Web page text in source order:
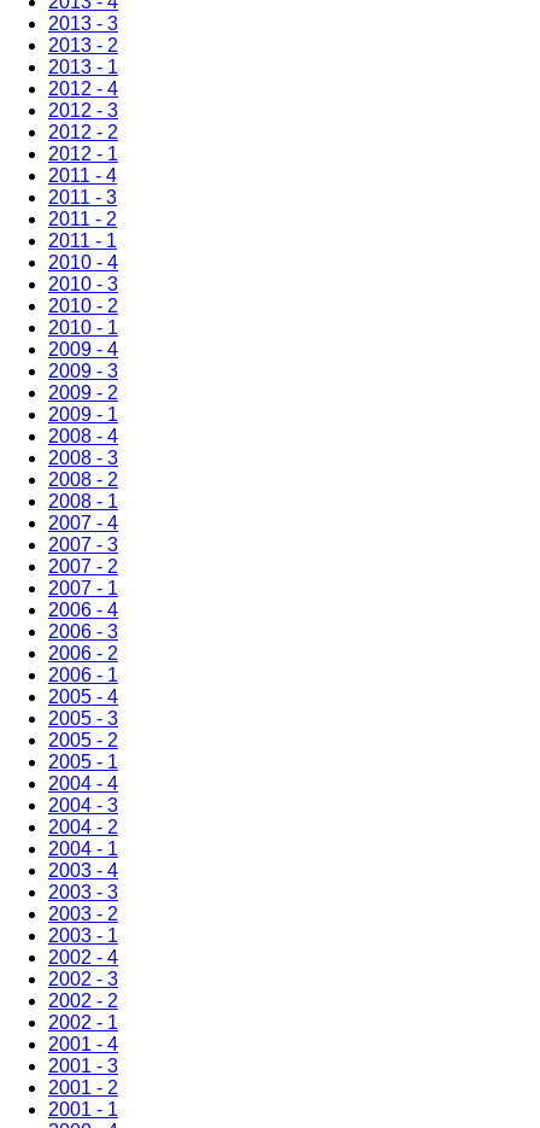
2013 - 3
2013 - 2
2013 - 1
2012 - 4
2012 - 3
2012 - 2
2012 - 1
2011 - 4
2011 - 3
2011 - 2
2011 - 1
2010 - 4
2010 - 3
2010 - 2
2010 - 1
2009 - 4
2009 - 3
2009 - 2
2009 - 1
2008 - 4
2008 - 3
2008 - 2
2008 - 1
2007 - 4
2007 - 3
2007 - 2
2007 - 1
2006 - 4
2006 - 3
2006 - 2
2006 - 1
2005 - 4
2005 - 3
2005 - 2
2005 - 1
2004 - 4
2004 - 3
2004 - 2
2004 - 1
2003 - 4
2003 - 3
2003 - 2
2003 - 1
2002 - 4
2002 - 3
2002 - 2
2002 - 1
2001 - 4
2001 - 3
2001 - 2
2001 - 1